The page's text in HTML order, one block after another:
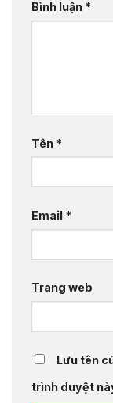
Bình luận *
Tên *
Email *
Trang web
Lưu tên
trình duyệt